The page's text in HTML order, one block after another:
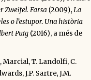
Zweifel. Farsa (2009),La
o l’estupor. Una història
Puig (2016), a més de
Marcial, T. Landolfi, C.
J.P. Sartre, J.M.